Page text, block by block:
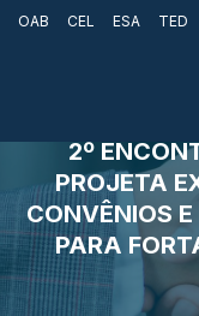
OAB CEL ESA TED
2º
PROJETA
CONVÊNIOS
PARA